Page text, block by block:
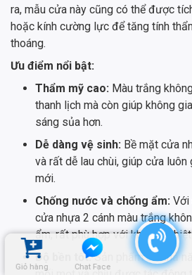
Giỏ hàng Chat Face
ra, mẫu cửa này cũng có thể được
hoặc kính cường lực để tăng tính
thoáng.
Ưu điểm nổi bật:
Thẩm mỹ cao: Màu trắng
thanh lịch mà còn giúp không
sáng sủa hơn.
Dễ dàng vệ sinh: Bề mặt cửa
và rất dễ lau chùi, giúp cửa
mới.
Chống nước và chống ẩm: Với
cửa nhựa 2 cánh màu trắng
ẩm, rất phù hợp với khí hậu
Độ bền tốt:Sản phẩm có khả